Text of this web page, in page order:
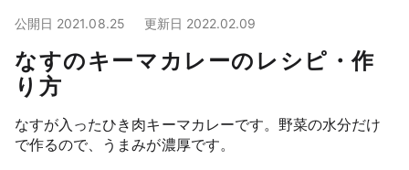
公開日 2021.08.25 更新日 2022.02.09
なすのキーマカレーのレシピ・作
り方
なすが入ったひき肉キーマカレーです。野菜の水分だけ
で作るので、うまみが濃厚です。